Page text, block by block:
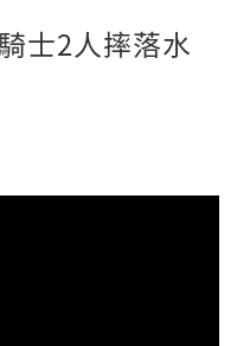
士2人摔落水